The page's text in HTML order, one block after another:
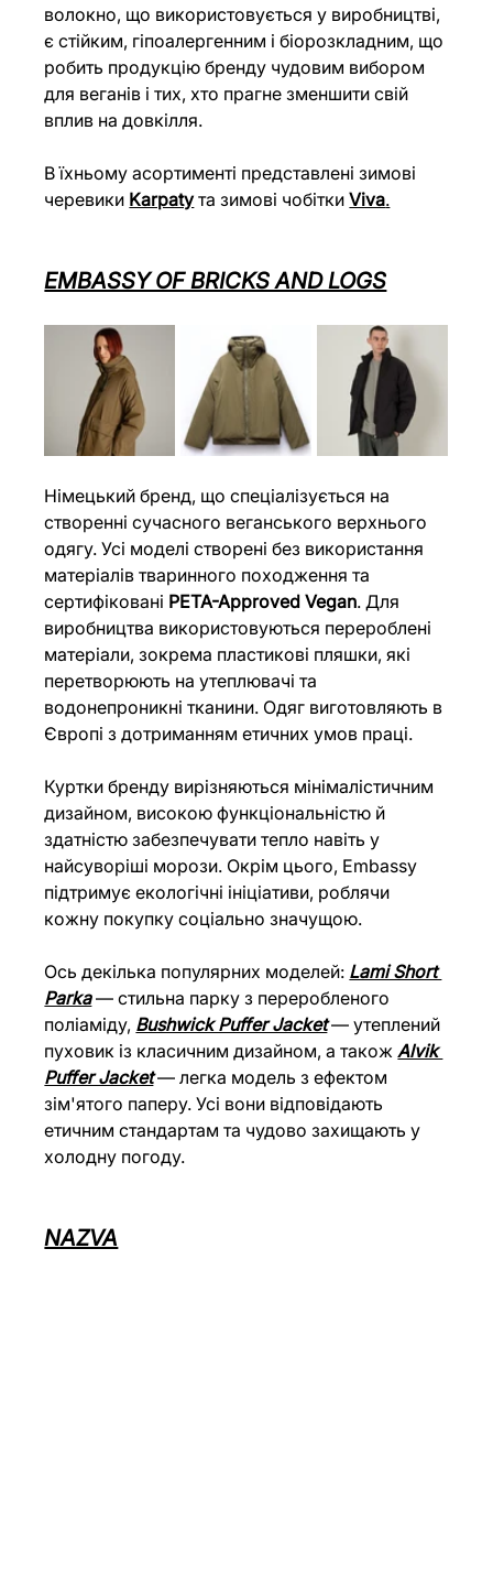
волокно, що використовується у виробництві,
є стійким, гіпоалергенним і біорозкладним, що
робить продукцію бренду чудовим вибором
для веганів і тих, хто прагне зменшити свій
вплив на довкілля.
В їхньому асортименті представлені зимові
черевики Karpaty та зимові чобітки Viva.
EMBASSY OF BRICKS AND LOGS
Німецький бренд, що спеціалізується на
створенні сучасного веганського верхнього
одягу. Усі моделі створені без використання
матеріалів тваринного походження та
сертифіковані PETA-Approved Vegan. Для
виробництва використовуються перероблені
матеріали, зокрема пластикові пляшки, які
перетворюють на утеплювачі та
водонепроникні тканини. Одяг виготовляють в
Європі з дотриманням етичних умов праці.
Куртки бренду вирізняються мінімалістичним
дизайном, високою функціональністю й
здатністю забезпечувати тепло навіть у
найсуворіші морози. Окрім цього, Embassy
підтримує екологічні ініціативи, роблячи
кожну покупку соціально значущою.
Ось декілька популярних моделей: Lami Short
Parka — стильна парку з переробленого
поліаміду, Bushwick Puffer Jacket — утеплений
пуховик із класичним дизайном, а також Alvik
Puffer Jacket — легка модель з ефектом
зім'ятого паперу. Усі вони відповідають
етичним стандартам та чудово захищають у
холодну погоду.
NAZVA